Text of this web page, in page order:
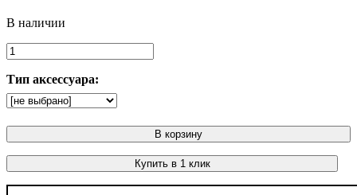
Тип аксессуара:
В корзину
Купить в 1 клик